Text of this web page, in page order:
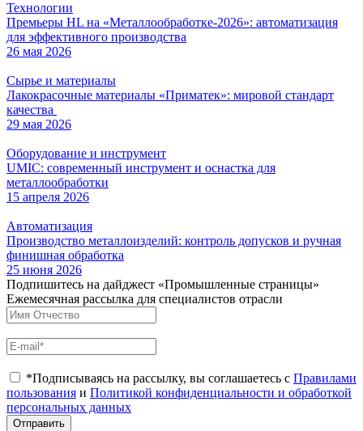
Технологии
Премьеры HL на «Металлообработке-2026»: автоматизация
для эффективного производства
26 мая 2026
Сырье и материалы
Лакокрасочные материалы «Приматек»: мировой стандарт
качества
29 мая 2026
Оборудование и инструмент
UMIC: современный инструмент и оснастка для
металлообработки
15 апреля 2026
Автоматизация
Производство металлоизделий: контроль допусков и ручная
финишная обработка
25 июня 2026
Подпишитесь на дайджест «Промышленные страницы»
Ежемесячная рассылка для специалистов отрасли
*Подписываясь на рассылку, вы соглашаетесь с Правилами
пользования и Политикой конфиденциальности и обработкой
персональных данных
Отправить